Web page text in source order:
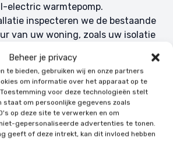
Beheer je privacy
te bieden, gebruiken wij en onze partners
om informatie over het apparaat op te
voor deze technologieën stelt
staat om persoonlijke gegevens zoals
op deze site te verwerken en om
gepersonaliseerde advertenties te tonen.
geeft of deze intrekt, kan dit invloed hebben
electric warmtepomp.
inspecteren we de bestaande
van uw woning, zoals uw isolatie
aanpassingen om de efficiëntie
te optimaliseren.
installateurs zorgen voor
professionele installatie. We
aan uw
zoals vloerverwarming of
zorgen dat alles perfect